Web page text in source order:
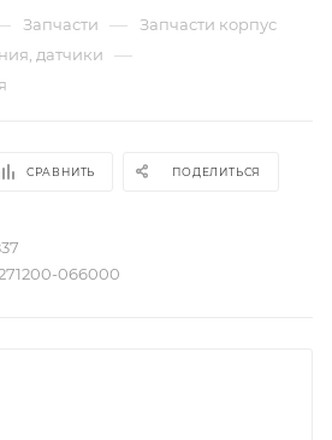
Запчасти — Запчасти корпус
датчики —
СРАВНИТЬ ПОДЕЛИТЬСЯ
066000